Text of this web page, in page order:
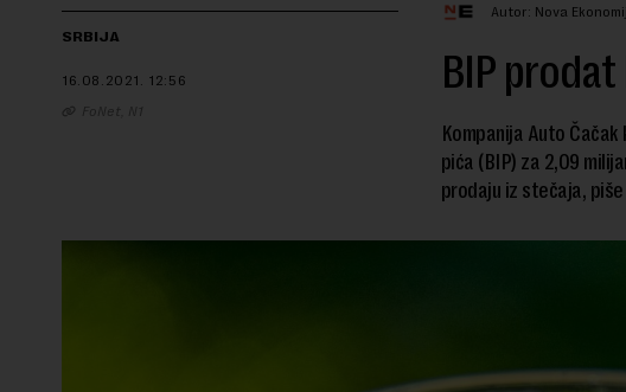
SRBIJA
16.08.2021. 12:56
FoNet, N1
Autor: Nova
BIP
Kompanija Auto
pića (BIP) za 2,09
prodaju iz stečaja,